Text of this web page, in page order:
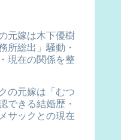
元嫁は木下優樹
所総出」騒動・
現在の関係を整
の元嫁は「むつ
できる結婚歴・
サックとの現在